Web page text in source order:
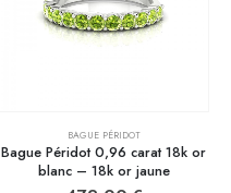
BAGUE PÉRIDOT
Bague Péridot 0,96 carat 18k or
blanc – 18k or jaune